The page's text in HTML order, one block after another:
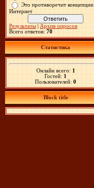
Это противоречит концепции
Интернет
Результаты
Архив опросов
Всего ответов: 70
Статистика
Онлайн всего: 1
Гостей: 1
Пользователей: 0
Block title